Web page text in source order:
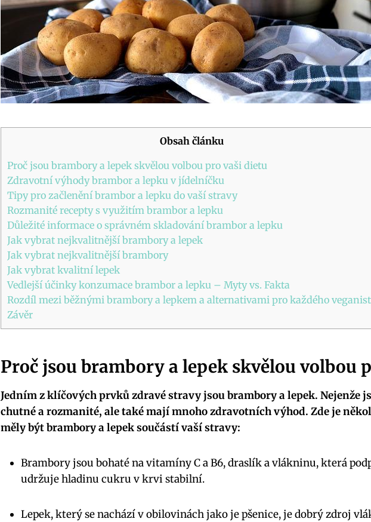
Obsah článku
Proč jsou brambory a lepek skvělou volbou pro vaši dietu
Zdravotní výhody brambor a lepku v jídelníčku
Tipy pro začlenění brambor a lepku do vaší stravy
Rozmanité recepty s využitím brambor a lepku
Důležité informace o správném skladování brambor a lepku
Jak vybrat nejkvalitnější brambory a lepek
Jak vybrat nejkvalitnější brambory
Jak vybrat kvalitní lepek
Vedlejší účinky konzumace brambor a lepku – Myty vs. Fakta
Rozdíl mezi běžnými brambory a lepkem a alternativami pro každého
Závěr
Proč jsou brambory a lepek skvělou volbou
Jedním z klíčových prvků zdravé stravy jsou brambory a lepek. Nejenže
chutné a rozmanité, ale také mají mnoho zdravotních výhod. Zde je
měly být brambory a lepek součástí vaší stravy:
Brambory jsou bohaté na vitamíny C a B6, draslík a vlákninu, která
udržuje hladinu cukru v krvi stabilní.
Lepek, který se nachází v obilovinách jako je pšenice, je dobrý zdroj